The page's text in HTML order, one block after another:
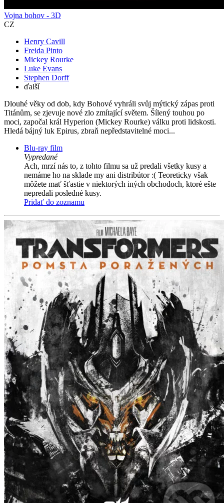
Vojna bohov - 3D
CZ
Henry Cavill
Freida Pinto
Mickey Rourke
Luke Evans
Stephen Dorff
ďalší
Dlouhé věky od dob, kdy Bohové vyhráli svůj mýtický zápas proti
Titánům, se zjevuje nové zlo zmítající světem. Šílený touhou po
moci, započal král Hyperion (Mickey Rourke) válku proti lidskosti.
Hledá bájný luk Epirus, zbraň nepředstavitelné moci...
Blu-ray film
Vypredané
Ach, mrzí nás to, z tohto filmu sa už predali všetky kusy a
nemáme ho na sklade my ani distribútor :( Teoreticky však
môžete mať šťastie v niektorých iných obchodoch, ktoré ešte
nepredali posledné kusy.
Pridať do zoznamu